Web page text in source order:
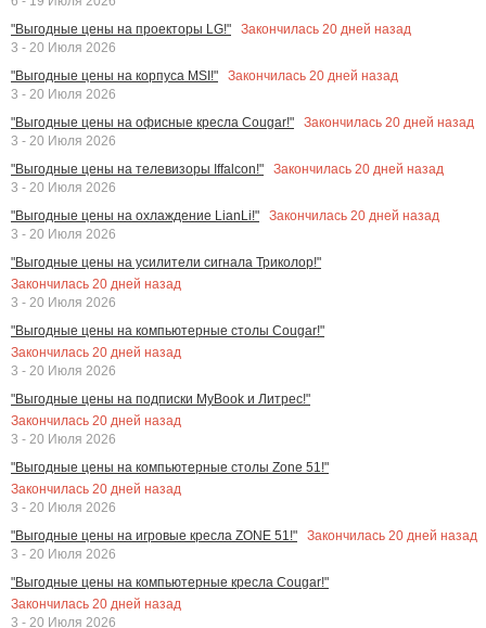
"Выгодные цены на проекторы LG!"
Закончилась 20 дней назад
3 - 20 Июля 2026
"Выгодные цены на корпуса MSI!"
Закончилась 20 дней назад
3 - 20 Июля 2026
"Выгодные цены на офисные кресла Cougar!"
Закончилась 20 дней назад
3 - 20 Июля 2026
"Выгодные цены на телевизоры Iffalcon!"
Закончилась 20 дней назад
3 - 20 Июля 2026
"Выгодные цены на охлаждение LianLi!"
Закончилась 20 дней назад
3 - 20 Июля 2026
"Выгодные цены на усилители сигнала Триколор!"
Закончилась 20 дней назад
3 - 20 Июля 2026
"Выгодные цены на компьютерные столы Cougar!"
Закончилась 20 дней назад
3 - 20 Июля 2026
"Выгодные цены на подписки MyBook и Литрес!"
Закончилась 20 дней назад
3 - 20 Июля 2026
"Выгодные цены на компьютерные столы Zone 51!"
Закончилась 20 дней назад
3 - 20 Июля 2026
"Выгодные цены на игровые кресла ZONE 51!"
Закончилась 20 дней назад
3 - 20 Июля 2026
"Выгодные цены на компьютерные кресла Cougar!"
Закончилась 20 дней назад
3 - 20 Июля 2026